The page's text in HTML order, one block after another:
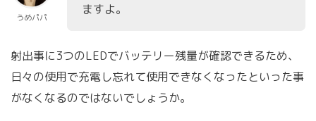
うめパパ
ますよ。
射出事に3つのLEDでバッテリー残量が確認できるため、
日々の使用で充電し忘れて使用できなくなったといった事
がなくなるのではないでしょうか。